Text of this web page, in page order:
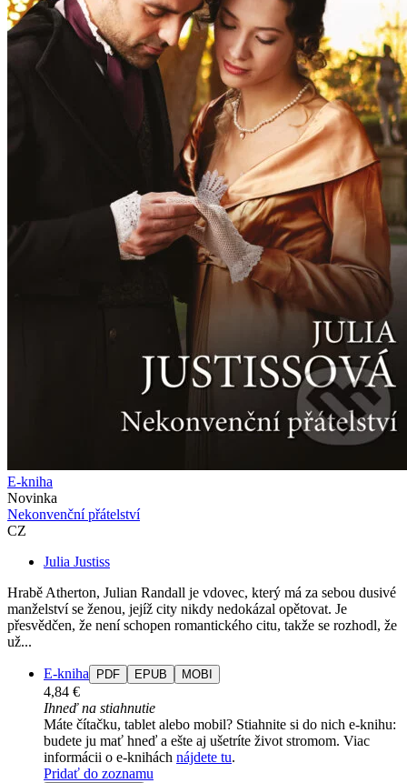
E-kniha
Novinka
Nekonvenční přátelství
CZ
Julia Justiss
Hrabě Atherton, Julian Randall je vdovec, který má za sebou dusivé
manželství se ženou, jejíž city nikdy nedokázal opětovat. Je
přesvědčen, že není schopen romantického citu, takže se rozhodl, že
už...
E-kniha PDF EPUB MOBI
4,84 €
Ihneď na stiahnutie
Máte čítačku, tablet alebo mobil? Stiahnite si do nich e-knihu:
budete ju mať hneď a ešte aj ušetríte život stromom. Viac
informácii o e-knihách nájdete tu.
Pridať do zoznamu